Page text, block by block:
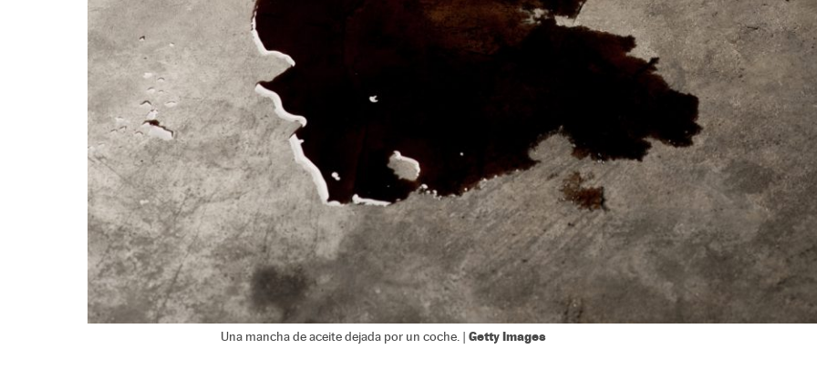
Una mancha de aceite dejada por un coche. | Getty Images